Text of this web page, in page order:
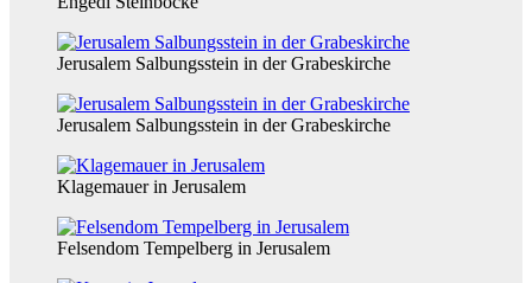
Jerusalem Salbungsstein in der Grabeskirche
Jerusalem Salbungsstein in der Grabeskirche
Klagemauer in Jerusalem
Felsendom Tempelberg in Jerusalem